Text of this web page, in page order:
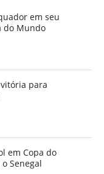
em seu
do Mundo
para
em Copa do
Senegal